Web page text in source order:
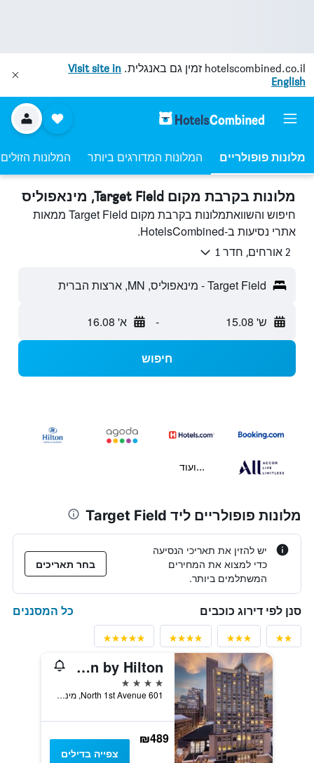
hotelscombined.co.il זמין גם באנגלית. Visit site in
English
מלונות פופולריים המלונות המדורגים ביותר המלונות
מלונות בקרבת מקום Target Field, מינאפוליס
חיפוש והשוואתמלונות בקרבת מקום Target Field ממאות
אתרי נסיעות ב-HotelsCombined.
2 אורחים, חדר 1
Target Field - מינאפוליס, MN, ארצות הברית
ש' 15.08 - א' 16.08
חיפוש
...ועוד
מלונות פופולריים ליד Target Field
יש להזין את תאריכי הנסיעה
כדי למצוא את המחירים
המשתלמים ביותר.
בחר תאריכים
סנן לפי דירוג כוכבים כל המסננים
The Lofton Hotel Minneapolis, Tapestry Collection by Hilton
4 כוכבים
601 North 1st Avenue, מינאפוליס, MN, ארצות הברית
₪489
צפייה בדילים